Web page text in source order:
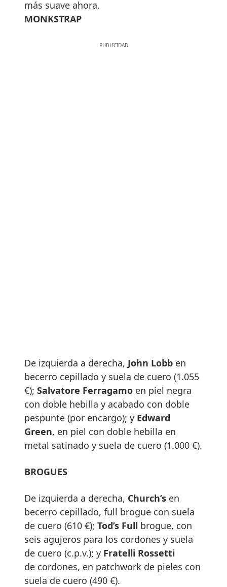
más suave ahora.
MONKSTRAP
De izquierda a derecha, John Lobb en
becerro cepillado y suela de cuero (1.055
€); Salvatore Ferragamo en piel negra
con doble hebilla y acabado con doble
pespunte (por encargo); y Edward
Green, en piel con doble hebilla en
metal satinado y suela de cuero (1.000 €).
BROGUES
De izquierda a derecha, Church’s en
becerro cepillado, full brogue con suela
de cuero (610 €); Tod’s Full brogue, con
seis agujeros para los cordones y suela
de cuero (c.p.v.); y Fratelli Rossetti
de cordones, en patchwork de pieles con
suela de cuero (490 €).